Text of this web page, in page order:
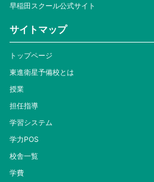
早稲田スクール公式サイト
サイトマップ
トップページ
東進衛星予備校とは
授業
担任指導
学習システム
学力POS
校舎一覧
学費